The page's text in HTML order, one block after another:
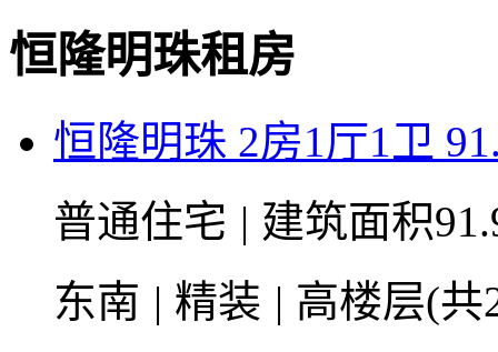
恒隆明珠租房
恒隆明珠 2房1厅1卫
普通住宅 | 建筑面积
东南 | 精装 | 高楼层(